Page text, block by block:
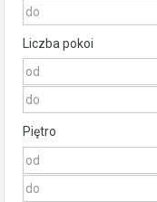
Liczba pokoi
Piętro